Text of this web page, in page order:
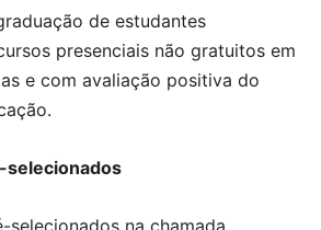
de estudantes
presenciais não gratuitos em
e com avaliação positiva do
selecionados
selecionados na chamada